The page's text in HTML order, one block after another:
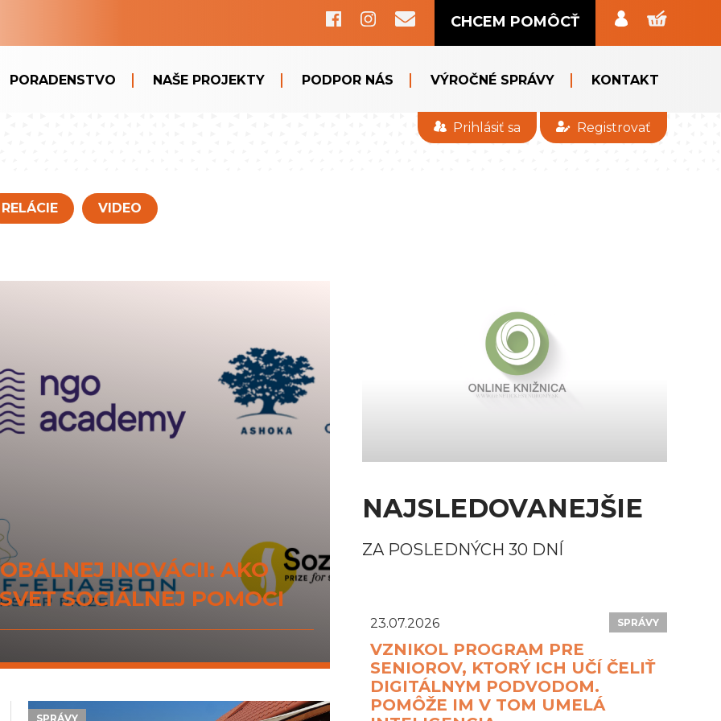
CHCEM POMÔCŤ
PORADENSTVO NAŠE PROJEKTY PODPOR NÁS VÝROČNÉ SPRÁVY KONTAKT
Prihlásiť sa Registrovať
RELÁCIE VIDEO
INOVÁCII: AKO
SOCIÁLNEJ POMOCI
SPRÁVY
NAJSLEDOVANEJŠIE
ZA POSLEDNÝCH 30 DNÍ
23.07.2026 SPRÁVY
VZNIKOL PROGRAM PRE
SENIOROV, KTORÝ ICH UČÍ ČELIŤ
DIGITÁLNYM PODVODOM.
POMÔŽE IM V TOM UMELÁ